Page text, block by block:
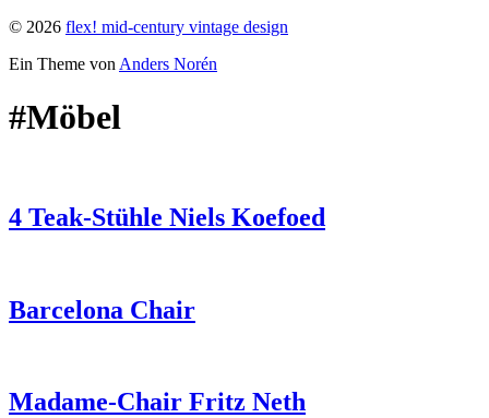
© 2026 flex! mid-century vintage design
Ein Theme von Anders Norén
#Möbel
4 Teak-Stühle Niels Koefoed
Barcelona Chair
Madame-Chair Fritz Neth